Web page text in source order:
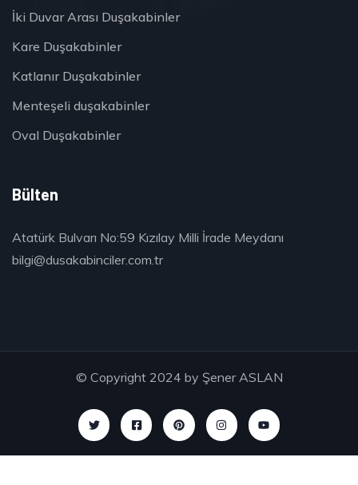
İki Duvar Arası Duşakabinler
Kare Duşakabinler
Katlanır Duşakabinler
Menteşeli duşakabinler
Oval Duşakabinler
Bülten
Atatürk Bulvarı No:59 Kızılay Milli İrade Meydanı
bilgi@dusakabinciler.com.tr
© Copyright 2024 by Şener ASLAN